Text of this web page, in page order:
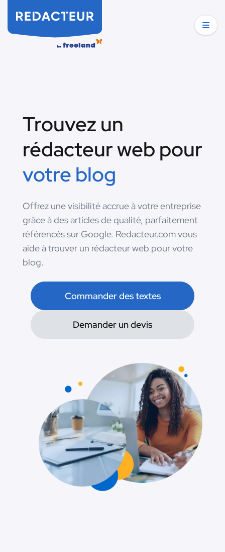
Trouvez un
rédacteur web pour
votre blog
Offrez une visibilité accrue à votre entreprise
grâce à des articles de qualité, parfaitement
référencés sur Google. Redacteur.com vous
aide à trouver un rédacteur web pour votre
blog.
Commander des textes
Demander un devis